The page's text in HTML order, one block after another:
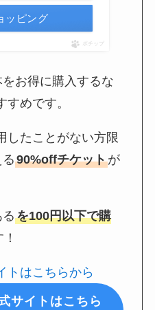
ッピング
ポチップ
お得に購入するな
めです。
したことがない方限
90%offチケットが
を100円以下で購
トはこちらから
サイトはこちら